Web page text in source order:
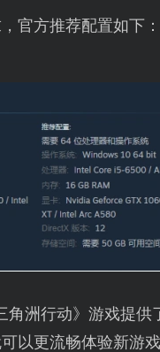
官方推荐配置如下：
角洲行动》游戏提
以更流畅体验新游